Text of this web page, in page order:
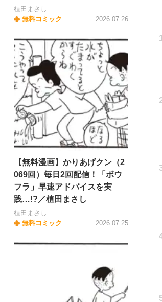
植田まさし
無料コミック
2026.07.26
【無料漫画】かりあげクン（2
069回）毎日2回配信！「ボウ
フラ」早速アドバイスを実
践…!?／植田まさし
植田まさし
無料コミック
2026.07.25